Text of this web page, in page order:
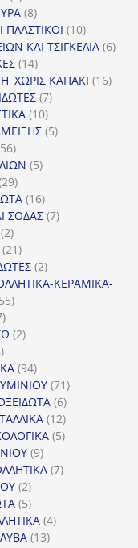
προϊόν
88
προϊόντα
1010
προϊόντα
ΚΑΙ ΤΣΙΓΚΕΛΙΑ 66
1414
προϊόντα
ΧΩΡΙΣ ΚΑΠΑΚΙ 1616
77
1010
προϊόντα
55
5656
προϊόντα
55
2929
προϊόντα
1616
προϊόντα
ΣΟΔΑΣ 77
22
προϊόντα
2121
προϊόντα
22
προϊόντα
ΚΕΡΑΜΙΚΑ-
155
7
προϊόντα
22
8
προϊόντα
9494
προϊόντα
7171
προϊόντα
66
προϊόντα
1212
προϊόντα
55
99
προϊόντα
77
22
προϊόντα
55
προϊόντα
44
1313